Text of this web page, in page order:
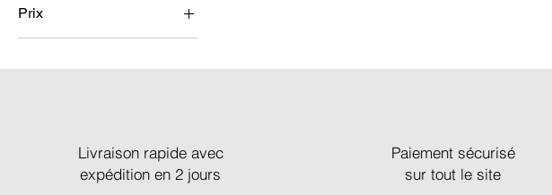
Prix
Livraison rapide avec
expédition en 2 jours
Paiement sécurisé
sur tout le site